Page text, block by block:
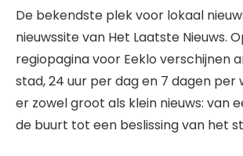
De bekendste plek voor lokaal
nieuwssite van Het Laatste Nieuws.
regiopagina voor Eeklo verschijnen
stad, 24 uur per dag en 7 dagen per
er zowel groot als klein nieuws: van
de buurt tot een beslissing van het